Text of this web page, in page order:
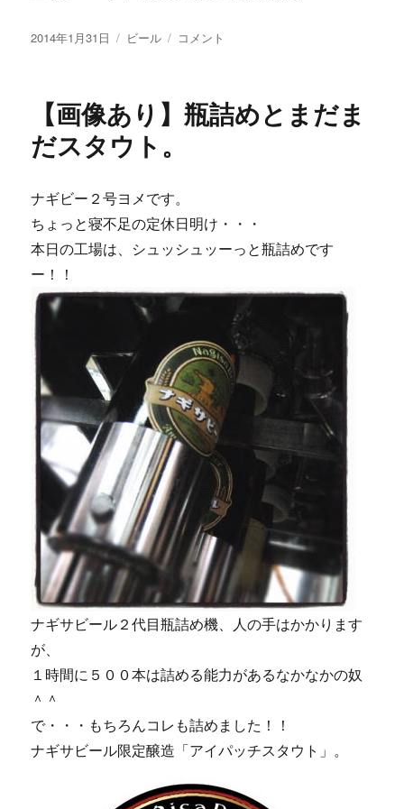
投
2014年1月31日
カ
ー
ビール
【画
い
つ
こ
で
も
で
に
コメント
【画像あり】瓶詰めとまだま
だスタウト。
ナギビー２号ヨメです。
ちょっと寝不足の定休日明け・・・
本日の工場は、シュッシュッーっと瓶詰めです
ー！！
ナギサビール２代目瓶詰め機、人の手はかかります
が、
１時間に５００本は詰める能力があるなかなかの奴
＾＾
で・・・もちろんコレも詰めました！！
ナギサビール限定醸造「アイパッチスタウト」。